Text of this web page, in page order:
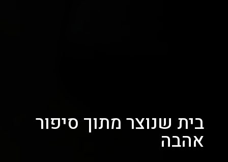
בית שנוצר מתוך סיפור
אהבה